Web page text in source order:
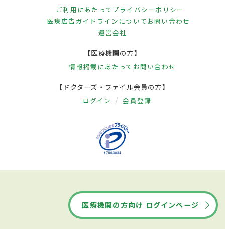
ご利用にあたってプライバシーポリシー
医療広告ガイドラインについてお問い合わせ
運営会社
【医療機関の方】
情報掲載にあたって お問い合わせ
【ドクターズ・ファイル会員の方】
ログイン 会員登録
医療機関の方向け ログインページ